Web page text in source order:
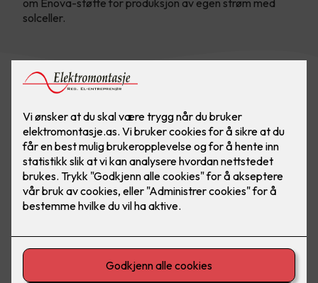
om Enova-støtte for produksjon av egen strøm med
solceller.